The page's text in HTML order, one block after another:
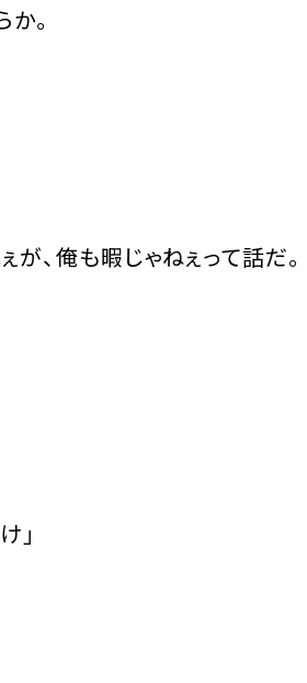
。
、俺も暇じゃねぇって話だ。
」